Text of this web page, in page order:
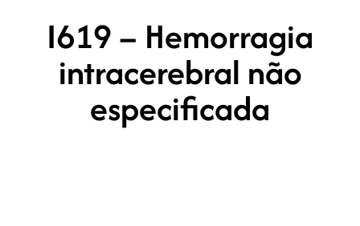
I619 – Hemorragia
intracerebral não
especificada